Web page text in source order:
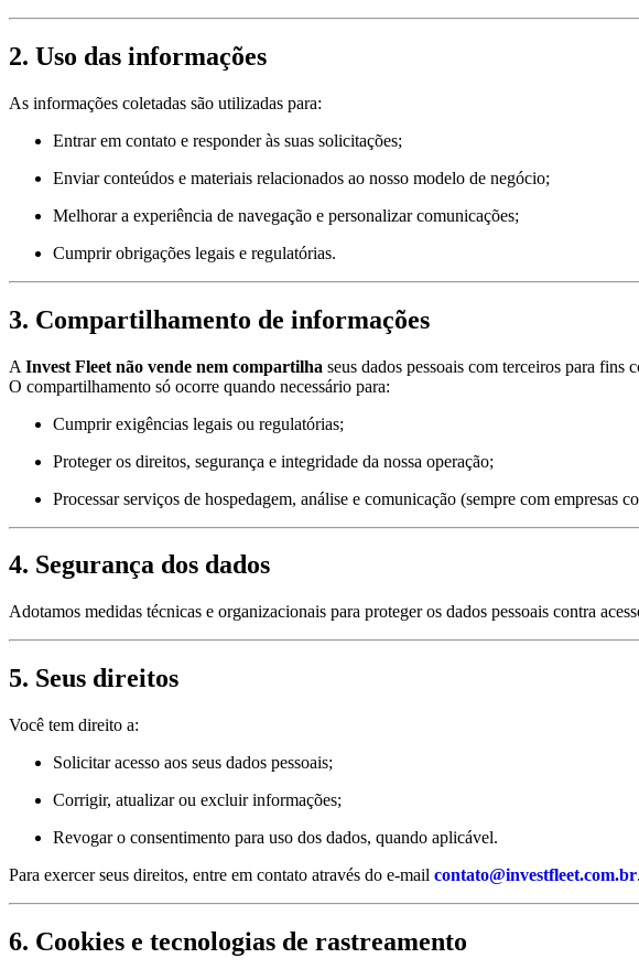
2. Uso das informações
As informações coletadas são utilizadas para:
Entrar em contato e responder às suas solicitações;
Enviar conteúdos e materiais relacionados ao nosso modelo de negócio;
Melhorar a experiência de navegação e personalizar comunicações;
Cumprir obrigações legais e regulatórias.
3. Compartilhamento de informações
A Invest Fleet não vende nem compartilha seus dados pessoais com terceiros para fins
O compartilhamento só ocorre quando necessário para:
Cumprir exigências legais ou regulatórias;
Proteger os direitos, segurança e integridade da nossa operação;
Processar serviços de hospedagem, análise e comunicação (sempre com empresas
4. Segurança dos dados
Adotamos medidas técnicas e organizacionais para proteger os dados pessoais contra
5. Seus direitos
Você tem direito a:
Solicitar acesso aos seus dados pessoais;
Corrigir, atualizar ou excluir informações;
Revogar o consentimento para uso dos dados, quando aplicável.
Para exercer seus direitos, entre em contato através do e-mail contato@investfleet.com.br.
6. Cookies e tecnologias de rastreamento